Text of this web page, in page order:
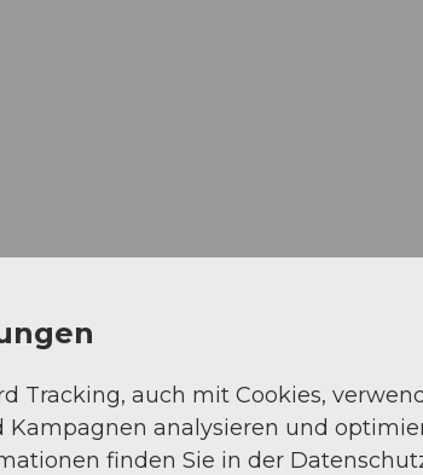
Tracking, auch mit Cookies,
analysieren und
finden Sie in der